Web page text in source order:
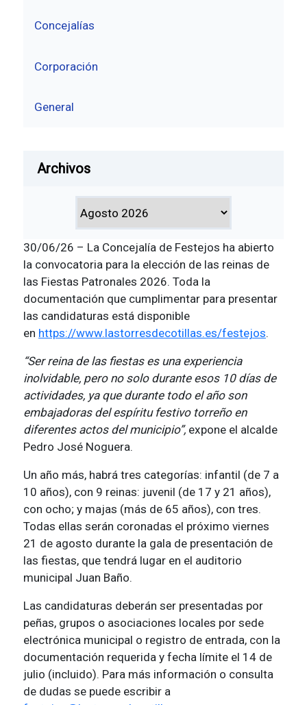
Concejalías
Corporación
General
Archivos
30/06/26 – La Concejalía de Festejos ha abierto
la convocatoria para la elección de las reinas de
las Fiestas Patronales 2026. Toda la
documentación que cumplimentar para presentar
las candidaturas está disponible
en https://www.lastorresdecotillas.es/festejos.
“Ser reina de las fiestas es una experiencia
inolvidable, pero no solo durante esos 10 días de
actividades, ya que durante todo el año son
embajadoras del espíritu festivo torreño en
diferentes actos del municipio”, expone el alcalde
Pedro José Noguera.
Un año más, habrá tres categorías: infantil (de 7 a
10 años), con 9 reinas: juvenil (de 17 y 21 años),
con ocho; y majas (más de 65 años), con tres.
Todas ellas serán coronadas el próximo viernes
21 de agosto durante la gala de presentación de
las fiestas, que tendrá lugar en el auditorio
municipal Juan Baño.
Las candidaturas deberán ser presentadas por
peñas, grupos o asociaciones locales por sede
electrónica municipal o registro de entrada, con la
documentación requerida y fecha límite el 14 de
julio (incluido). Para más información o consulta
de dudas se puede escribir a